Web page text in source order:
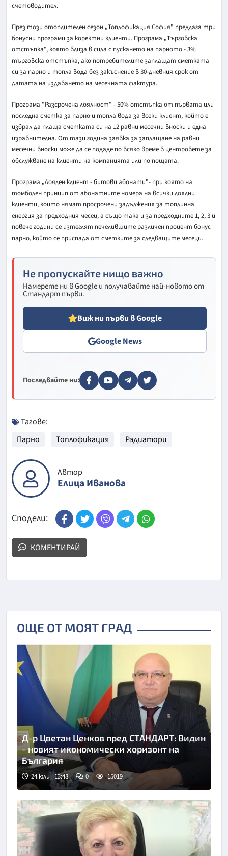
счетоводител.
През този отоплителен сезон „Топлофикация София" предлага три
бонусни програми за коректни клиенти. Програма „Търговска
отстъпка", която влиза в сила с пускането на парното - 3%
търговска отстъпка, ако потребителите заплащат сметката
си за парно и топла вода без закъснение в 30-дневния срок от
датата на издаването на месечната фактура.
Програма "Разсрочена лоялност" - 50% отстъпка от първата или
последна сметка за парно и топла вода за всеки клиент, който е
избрал да плаща сметката си на 12 равни месечни вноски и една
изравнителна. От тази година заявка за заплащане на равни
месечни вноски може да се подаде по всяко време в центровете за
обслужване на клиенти на компанията или по пощата.
Програма „Лоялен клиент - битови абонати"- при която на
томболен принцип от абонатните номера на всички лоялни
клиенти, които нямат просрочени задължения за топлинна
енергия за предходния месец, а също така и за предходните 1, 2, 3 и
повече години се изтеглят печелившите различен процент бонус
парно, който се приспада от сметките за следващите месеци.
Не пропускайте нищо важно
Намерете ни в Google и получавайте най-новото от
Стандарт първи.
Виж ни първи в Google
Google News
Последвайте ни:
Тагове:
Парно
Топлофикация Радиатори
Автор
Елица Иванова
Сподели:
КОМЕНТИРАЙ
ОЩЕ ОТ МОЯТ ГРАД
Д-р Цветан Ценков пред СТАНДАРТ: Видин
- новият икономически хоризонт на
България
24 юли | 13:48 0 15019